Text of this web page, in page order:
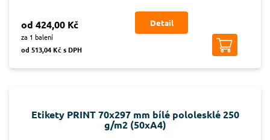
od 424,00 Kč
za 1 balení
od 513,04 Kč s DPH
Detail
Etikety PRINT 70x297 mm bílé pololesklé 250
g/m2 (50xA4)